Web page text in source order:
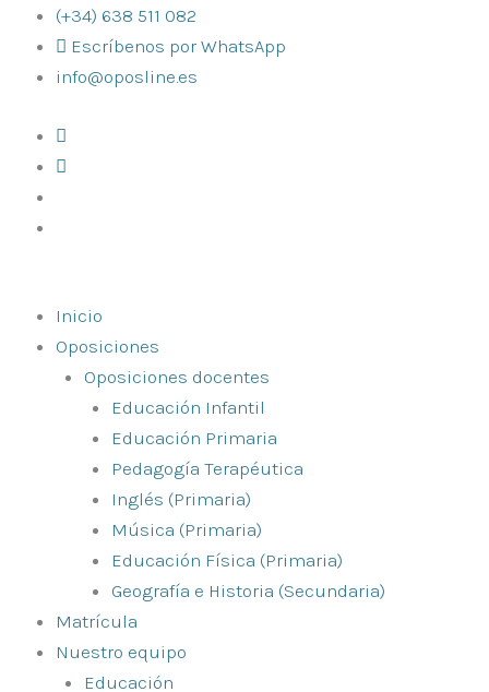
contenido
(+34) 638 511 082
Escríbenos por WhatsApp
info@oposline.es
Inicio
Oposiciones
Oposiciones docentes
Educación Infantil
Educación Primaria
Pedagogía Terapéutica
Inglés (Primaria)
Música (Primaria)
Educación Física (Primaria)
Geografía e Historia (Secundaria)
Matrícula
Nuestro equipo
Educación